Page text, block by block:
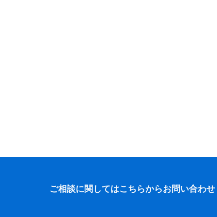
ご相談に関してはこちらからお問い合わ